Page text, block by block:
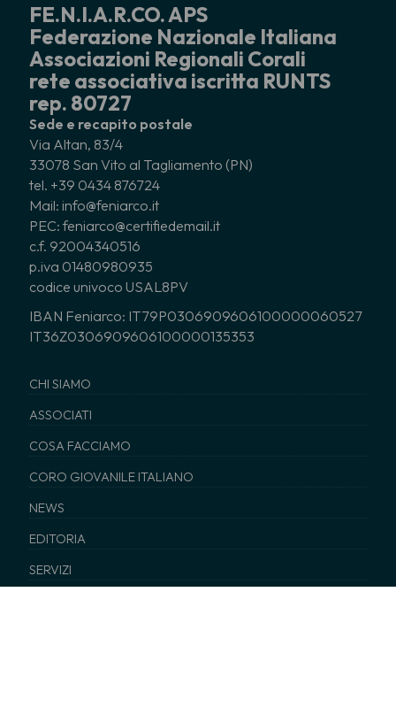
FE.N.I.A.R.CO. APS
Federazione Nazionale Italiana
Associazioni Regionali Corali
rete associativa iscritta RUNTS
rep. 80727
Sede e recapito postale
Via Altan, 83/4
33078 San Vito al Tagliamento (PN)
tel. +39 0434 876724
Mail: info@feniarco.it
PEC: feniarco@certifiedemail.it
c.f. 92004340516
p.iva 01480980935
codice univoco USAL8PV
IBAN Feniarco: IT79P0306909606100000060527
IT36Z0306909606100000135353
CHI SIAMO
ASSOCIATI
COSA FACCIAMO
CORO GIOVANILE ITALIANO
NEWS
EDITORIA
SERVIZI